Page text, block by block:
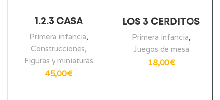
1.2.3 CASA
Primera infancia,
Construcciones,
Figuras y miniaturas
45,00€
LOS 3 CERDITOS
Primera infancia,
Juegos de mesa
18,00€